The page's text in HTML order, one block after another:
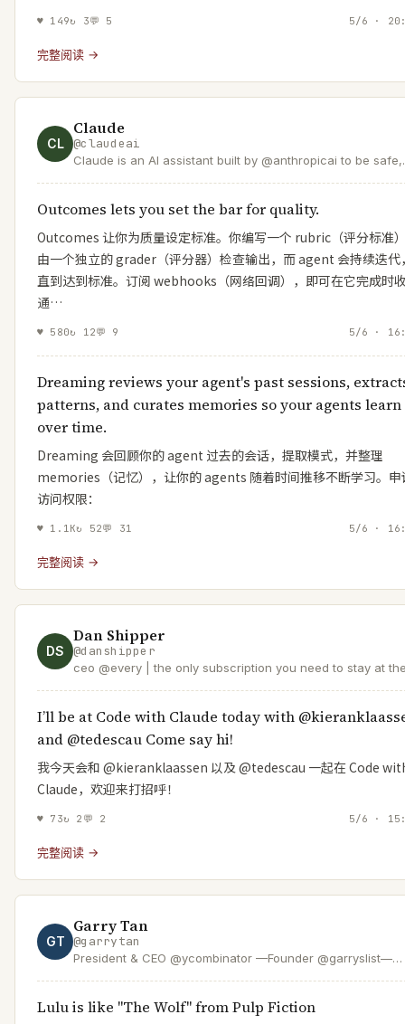
♥ 149↻ 3💬 5 5/6 ·
完整阅读 →
CL
Claude
@claudeai
Claude is an AI assistant built by @anthropicai to be safe,
Outcomes lets you set the bar for quality.
Outcomes 让你为质量设定标准。你编写一个 rubric（评分标准
由一个独立的 grader（评分器）检查输出，而 agent 会持续迭代
直到达到标准。订阅 webhooks（网络回调），即可在它完成时
通…
♥ 580↻ 12💬 9 5/6 ·
Dreaming reviews your agent's past sessions,
patterns, and curates memories so your agents learn
over time.
Dreaming 会回顾你的 agent 过去的会话，提取模式，并整理
memories（记忆），让你的 agents 随着时间推移不断学习。申
访问权限：
♥ 1.1K↻ 52💬 31 5/6 ·
完整阅读 →
DS
Dan Shipper
@danshipper
ceo @every | the only subscription you need to stay at
I’ll be at Code with Claude today with
and @tedescau Come say hi!
我今天会和 @kieranklaassen 以及 @tedescau 一起在 Code
Claude，欢迎来打招呼！
♥ 73↻ 2 💬 2 5/6 ·
完整阅读 →
GT
Garry Tan
@garrytan
President & CEO @ycombinator —Founder @garryslist—
Lulu is like "The Wolf" from Pulp Fiction